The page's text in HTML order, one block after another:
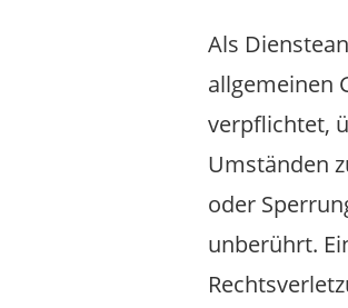
Als
allgemeinen
verpflichtet,
Umständen
oder
unberührt.